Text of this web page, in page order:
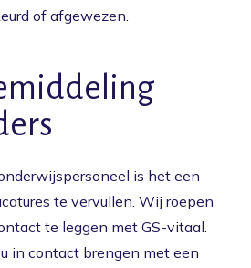
of afgewezen.
is het een
te vervullen. Wij roepen
te leggen met GS-vitaal.
in contact brengen met een